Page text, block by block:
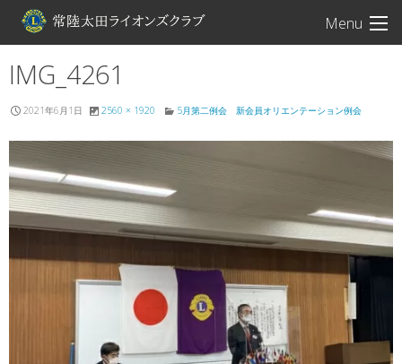
Menu
常陸太田ライオン
IMG_4261
2021年6月1日 2560 × 1920 5月第二例会 新会員オリエンテーション例会